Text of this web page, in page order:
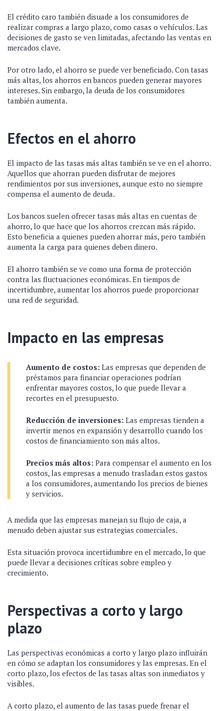
El crédito caro también disuade a los consumidores de
realizar compras a largo plazo, como casas o vehículos. Las
decisiones de gasto se ven limitadas, afectando las ventas en
mercados clave.
Por otro lado, el ahorro se puede ver beneficiado. Con tasas
más altas, los ahorros en bancos pueden generar mayores
intereses. Sin embargo, la deuda de los consumidores
también aumenta.
Efectos en el ahorro
El impacto de las tasas más altas también se ve en el ahorro.
Aquellos que ahorran pueden disfrutar de mejores
rendimientos por sus inversiones, aunque esto no siempre
compensa el aumento de deuda.
Los bancos suelen ofrecer tasas más altas en cuentas de
ahorro, lo que hace que los ahorros crezcan más rápido.
Esto beneficia a quienes pueden ahorrar más, pero también
aumenta la carga para quienes deben dinero.
El ahorro también se ve como una forma de protección
contra las fluctuaciones económicas. En tiempos de
incertidumbre, aumentar los ahorros puede proporcionar
una red de seguridad.
Impacto en las empresas
Aumento de costos: Las empresas que dependen de
préstamos para financiar operaciones podrían
enfrentar mayores costos, lo que puede llevar a
recortes en el presupuesto.
Reducción de inversiones: Las empresas tienden a
invertir menos en expansión y desarrollo cuando los
costos de financiamiento son más altos.
Precios más altos: Para compensar el aumento en los
costos, las empresas a menudo trasladan estos gastos
a los consumidores, aumentando los precios de bienes
y servicios.
A medida que las empresas manejan su flujo de caja, a
menudo deben ajustar sus estrategias comerciales.
Esta situación provoca incertidumbre en el mercado, lo que
puede llevar a decisiones críticas sobre empleo y
crecimiento.
Perspectivas a corto y largo
plazo
Las perspectivas económicas a corto y largo plazo influirán
en cómo se adaptan los consumidores y las empresas. En el
corto plazo, los efectos de las tasas altas son inmediatos y
visibles.
A corto plazo, el aumento de las tasas puede frenar el